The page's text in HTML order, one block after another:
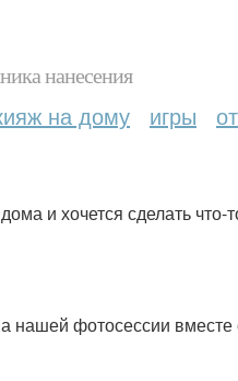
нанесения
на дому игры
и хочется сделать что-
нашей фотосессии вместе